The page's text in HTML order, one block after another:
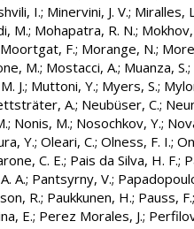
I.; Minervini, J. V.; Miralles,
M.; Mohapatra, R. N.;
Moortgat, F.; Morange, N.;
M.; Mostacci, A.; Muanza, S.;
J.; Muttoni, Y.; Myers, S.;
A.; Neubüser, C.;
; Nonis, M.; Nosochkov, Y.;
Y.; Oleari, C.; Olness, F. I.;
C. E.; Pais da Silva, H. F.;
A.; Pantsyrny, V.;
R.; Paukkunen, H.; Pauss, F.
E.; Perez Morales, J.;